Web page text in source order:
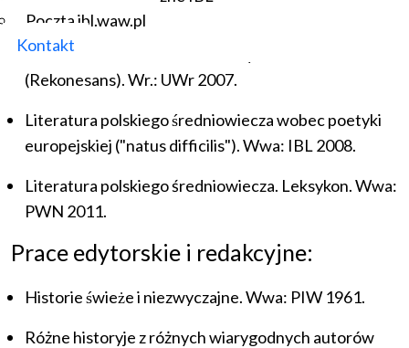
Poczta ibl.waw.pl
Kontakt
PWN 2001.
Średniowieczna teoria literatury w Polsce.
(Rekonesans). Wr.: UWr 2007.
Literatura polskiego średniowiecza wobec poetyki
europejskiej ("natus difficilis"). Wwa: IBL 2008.
Literatura polskiego średniowiecza. Leksykon. Wwa:
PWN 2011.
Prace edytorskie i redakcyjne:
Historie świeże i niezwyczajne. Wwa: PIW 1961.
Różne historyje z różnych wiarygodnych autorów